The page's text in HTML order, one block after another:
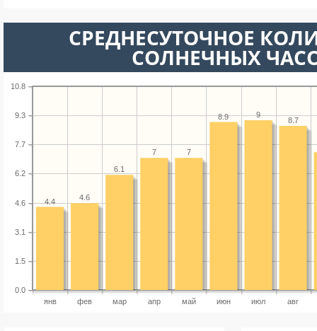
СРЕДНЕСУТОЧНОЕ
СОЛНЕЧНЫХ
янв фев мар апр май июн июл авг
0.0
1.5
3.1
4.6
6.2
7.7
9.3
10.8
8.7
9
8.9
7
7
6.1
4.6
4.4